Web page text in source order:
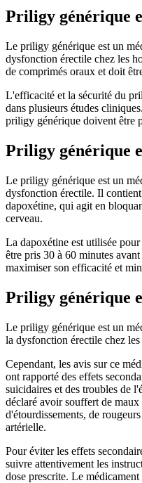
Priligy générique
Le priligy générique est un
dysfonction érectile chez les
de comprimés oraux et doit
L'efficacité et la sécurité du
dans plusieurs études
priligy générique doivent être
Priligy générique
Le priligy générique est un
dysfonction érectile. Il
dapoxétine, qui agit en
cerveau.
La dapoxétine est utilisée
être pris 30 à 60 minutes
maximiser son efficacité et
Priligy générique
Le priligy générique est un
la dysfonction érectile chez les
Cependant, les avis sur ce
ont rapporté des effets
suicidaires et des troubles de
déclaré avoir souffert de maux
d'étourdissements, de
artérielle.
Pour éviter les effets
suivre attentivement les
dose prescrite. Le